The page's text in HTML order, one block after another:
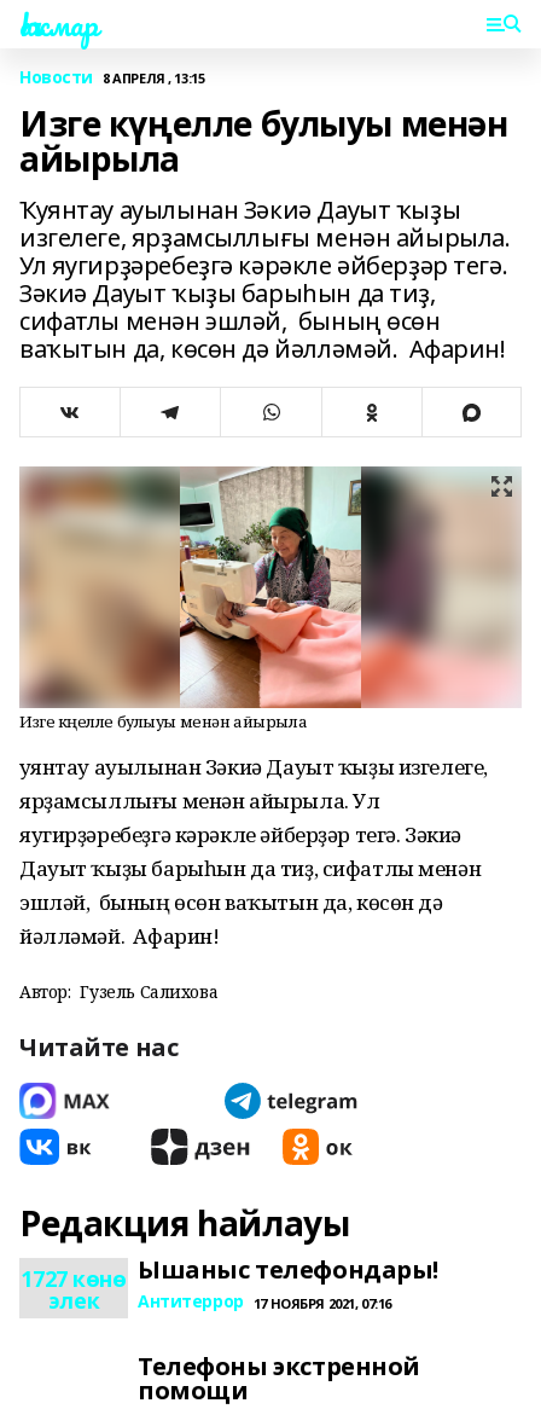
Һаҡмар
Новости 8 АПРЕЛЯ , 13:15
Изге күңелле булыуы менән
айырыла
Ҡуянтау ауылынан Зәкиә Дауыт ҡыҙы
изгелеге, ярҙамсыллығы менән айырыла.
Ул яугирҙәребеҙгә кәрәкле әйберҙәр тегә.
Зәкиә Дауыт ҡыҙы барыһын да тиҙ,
сифатлы менән эшләй, бының өсөн
ваҡытын да, көсөн дә йәлләмәй. Афарин!
Изге күңелле булыуы менән айырыла
Ҡуянтау ауылынан Зәкиә Дауыт ҡыҙы изгелеге,
ярҙамсыллығы менән айырыла. Ул
яугирҙәребеҙгә кәрәкле әйберҙәр тегә. Зәкиә
Дауыт ҡыҙы барыһын да тиҙ, сифатлы менән
эшләй, бының өсөн ваҡытын да, көсөн дә
йәлләмәй. Афарин!
Автор: Гузель Салихова
Читайте нас
Редакция һайлауы
1727 көнө
элек
Ышаныс телефондары!
Антитеррор 17 НОЯБРЯ 2021, 07:16
Телефоны экстренной
помощи